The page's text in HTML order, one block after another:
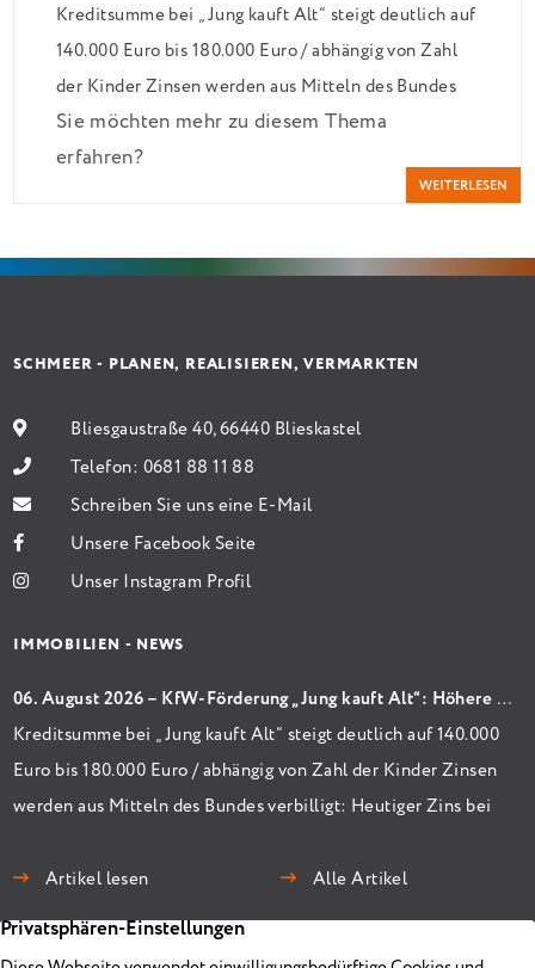
Kreditsumme bei „Jung kauft Alt“ steigt deutlich auf
140.000 Euro bis 180.000 Euro / abhängig von Zahl
der Kinder Zinsen werden aus Mitteln des Bundes
verbilligt: Heutiger Zins bei 0,53 Prozent effektiv
bei 35 Jahren Laufzeit und 10 Jahren Zinsbindung
Antragstellende verpflichten sich zu energetischer
Sanierung in Einzelmaßnahmen […]
Sie möchten mehr zu diesem Thema
erfahren?
WEITERLESEN
SCHMEER - PLANEN, REALISIEREN, VERMARKTEN
Bliesgaustraße 40, 66440 Blieskastel
Telefon: 0681 88 11 88
Schreiben Sie uns eine E-Mail
Unsere Facebook Seite
Unser Instagram Profil
IMMOBILIEN - NEWS
06. August 2026 – KfW-Förderung „Jung kauft Alt“: Höhere Kredite ab August 2026
Kreditsumme bei „Jung kauft Alt“ steigt deutlich auf 140.000
Euro bis 180.000 Euro / abhängig von Zahl der Kinder Zinsen
werden aus Mitteln des Bundes verbilligt: Heutiger Zins bei
Zinsbindung Antragstellende verpflichten sich zu
energetischer Sanierung binnen 54 Monaten nach
Artikel lesen Alle Artikel